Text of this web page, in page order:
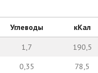
Углеводы кКал
1,7
190,5
0,35
78,5